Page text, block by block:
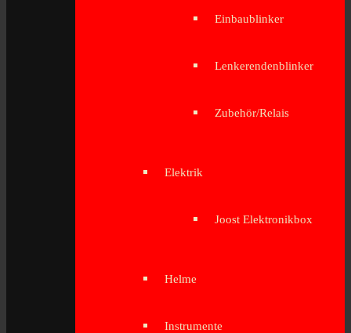
Einbaublinker
Lenkerendenblinker
Zubehör/Relais
Elektrik
Joost Elektronikbox
Helme
Instrumente